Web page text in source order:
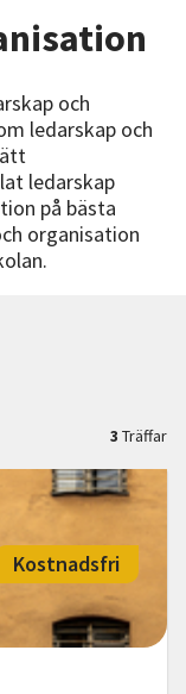
och
ledarskap och
ledarskap
på bästa
organisation
3 Träffar
Kostnadsfri